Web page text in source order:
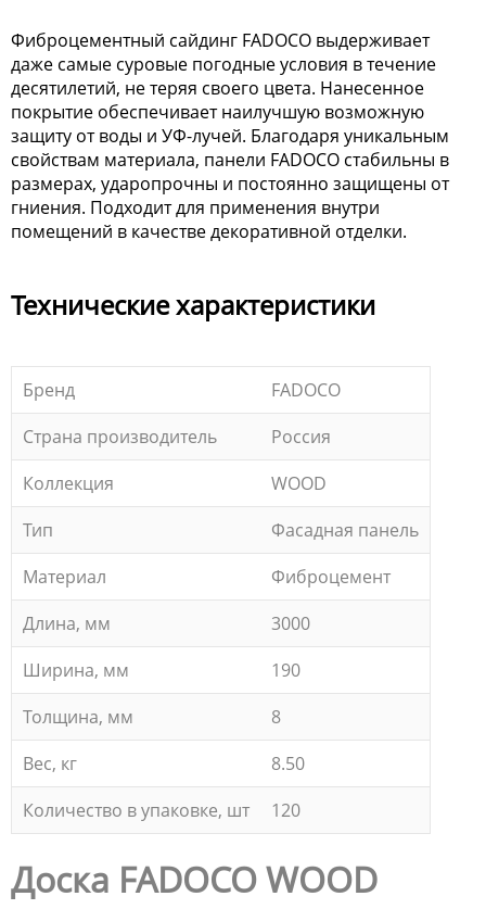
Фиброцементный сайдинг FADOCO выдерживает
даже самые суровые погодные условия в течение
десятилетий, не теряя своего цвета. Нанесенное
покрытие обеспечивает наилучшую возможную
защиту от воды и УФ-лучей. Благодаря уникальным
свойствам материала, панели FADOCO стабильны в
размерах, ударопрочны и постоянно защищены от
гниения. Подходит для применения внутри
помещений в качестве декоративной отделки.
Технические характеристики
Бренд
FADOCO
Страна производитель
Россия
Коллекция
WOOD
Тип
Фасадная панель
Материал
Фиброцемент
Длина, мм
3000
Ширина, мм
190
Толщина, мм
8
Вес, кг
8.50
Количество в упаковке, шт
120
Доска FADOCO WOOD